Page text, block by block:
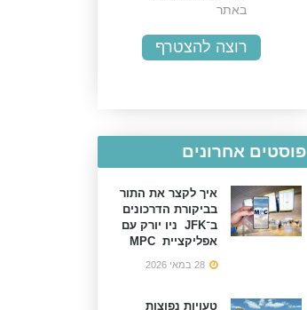
פוסטים אחרונים
איך לקצר את התור
בביקורת הדרכונים
ב־JFK ניו יורק עם
אפליקציית MPC
28 במאי 2026
טעויות נפוצות